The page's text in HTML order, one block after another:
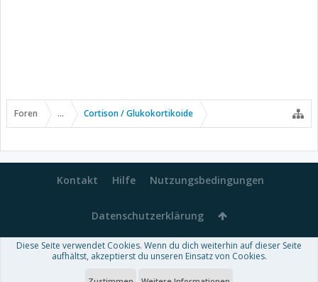
Foren ... Cortison / Glukokortikoide
Kontakt Hilfe Nutzungsbedingungen
Datenschutzerklärung
Forum software by XenForo™-Deutsch von xenDach
Theme designed byThemeHouse
Diese Seite verwendet Cookies. Wenn du dich weiterhin auf dieser Seite
aufhältst, akzeptierst du unseren Einsatz von Cookies.